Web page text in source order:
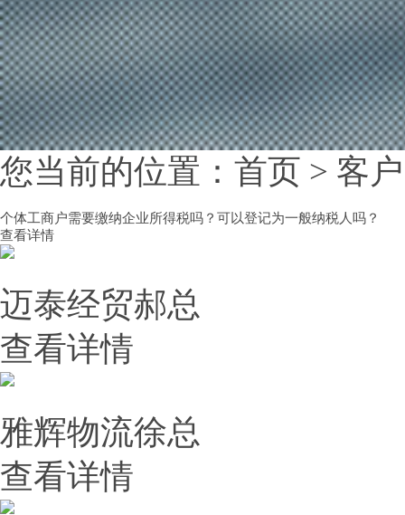
您当前的位置： 首页 > 客
个体工商户需要缴纳企业所得税吗？可以登记为一般纳税人吗？
查看详情
迈泰经贸郝总
查看详情
雅辉物流徐总
查看详情